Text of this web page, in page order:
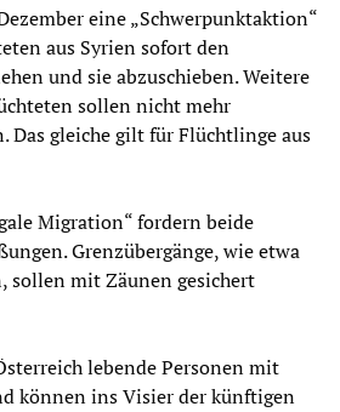
eine „Schwerpunktaktion“
aus Syrien sofort den
und sie abzuschieben. Weitere
sollen nicht mehr
Das gleiche gilt für Flüchtlinge aus
Migration“ fordern beide
Grenzübergänge, wie etwa
sollen mit Zäunen gesichert
lebende Personen mit
können ins Visier der künftigen